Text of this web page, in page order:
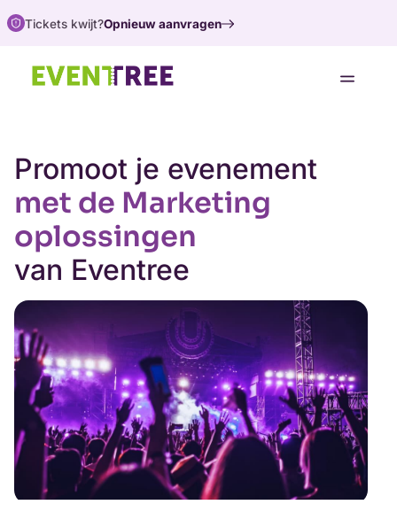
Tickets kwijt?Opnieuw aanvragen
Over ons
Koop tickets
Promoot je evenement
met de Marketing
oplossingen
van Eventree